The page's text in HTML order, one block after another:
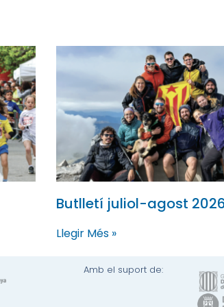
Butlletí juliol-agost
Llegir Més »
Amb el suport de: